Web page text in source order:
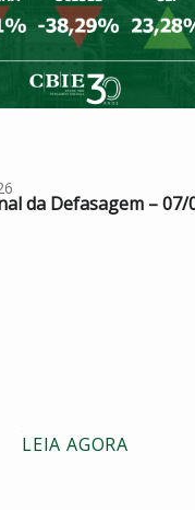
da Defasagem – 07/
LEIA AGORA